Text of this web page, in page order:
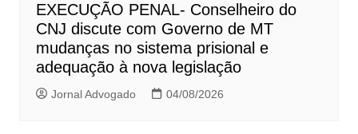
EXECUÇÃO PENAL- Conselheiro do
CNJ discute com Governo de MT
mudanças no sistema prisional e
adequação à nova legislação
Jornal Advogado 04/08/2026